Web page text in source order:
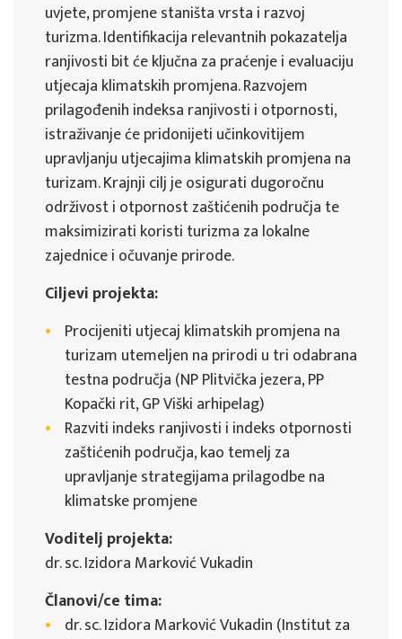
uvjete, promjene staništa vrsta i razvoj
turizma. Identifikacija relevantnih pokazatelja
ranjivosti bit će ključna za praćenje i evaluaciju
utjecaja klimatskih promjena. Razvojem
prilagođenih indeksa ranjivosti i otpornosti,
istraživanje će pridonijeti učinkovitijem
upravljanju utjecajima klimatskih promjena na
turizam. Krajnji cilj je osigurati dugoročnu
održivost i otpornost zaštićenih područja te
maksimizirati koristi turizma za lokalne
zajednice i očuvanje prirode.
Ciljevi projekta:
Procijeniti utjecaj klimatskih promjena na
turizam utemeljen na prirodi u tri odabrana
testna područja (NP Plitvička jezera, PP
Kopački rit, GP Viški arhipelag)
Razviti indeks ranjivosti i indeks otpornosti
zaštićenih područja, kao temelj za
upravljanje strategijama prilagodbe na
klimatske promjene
Voditelj projekta:
dr. sc. Izidora Marković Vukadin
Članovi/ce tima:
dr. sc. Izidora Marković Vukadin (Institut za